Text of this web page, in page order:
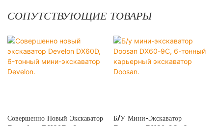
СОПУТСТВУЮЩИЕ ТОВАРЫ
Совершенно Новый Экскаватор Б/у Мини-Экскаватор